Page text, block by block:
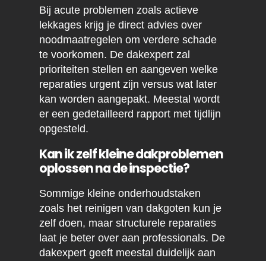
Bij acute problemen zoals actieve
lekkages krijg je direct advies over
noodmaatregelen om verdere schade
te voorkomen. De dakexpert zal
prioriteiten stellen en aangeven welke
reparaties urgent zijn versus wat later
kan worden aangepakt. Meestal wordt
er een gedetailleerd rapport met tijdlijn
opgesteld.
Kan ik zelf kleine dakproblemen
oplossen na de inspectie?
Sommige kleine onderhoudstaken
zoals het reinigen van dakgoten kun je
zelf doen, maar structurele reparaties
laat je beter over aan professionals. De
dakexpert geeft meestal duidelijk aan